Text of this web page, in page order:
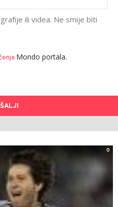
ili videa. Ne smije biti
Mondo portala.
0